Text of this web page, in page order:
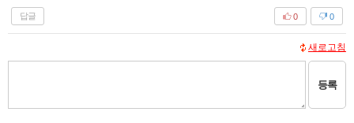
답글 0
0
새로고침
등록